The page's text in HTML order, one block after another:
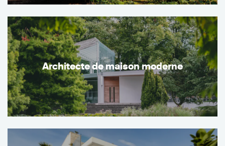
Architecte de maison moderne